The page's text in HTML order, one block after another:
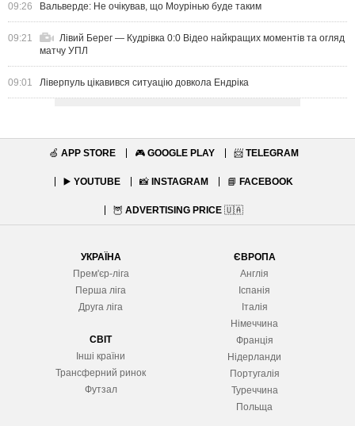
09:26 Вальверде: Не очікував, що Моурінью буде таким
09:21
Лівий Берег — Кудрівка 0:0 Відео найкращих моментів та огляд
матчу УПЛ
09:01 Ліверпуль цікавився ситуацію довкола Ендріка
🍏 APP STORE 🎮 GOOGLE PLAY 📨 TELEGRAM
▶️ YOUTUBE 📸 INSTAGRAM 📘 FACEBOOK
🦉 ADVERTISING PRICE 🇺🇦
УКРАЇНА
Прем'єр-ліга
Перша ліга
Друга ліга
СВІТ
Інші країни
Трансферний ринок
Футзал
ЄВРОПА
Англія
Іспанія
Італія
Німеччина
Франція
Нідерланди
Португалія
Туреччина
Польща